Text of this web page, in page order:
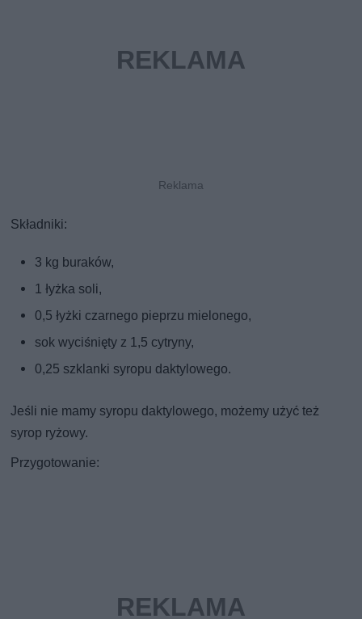
Składniki:
3 kg buraków,
1 łyżka soli,
0,5 łyżki czarnego pieprzu mielonego,
sok wyciśnięty z 1,5 cytryny,
0,25 szklanki syropu daktylowego.
Jeśli nie mamy syropu daktylowego, możemy użyć też
syrop ryżowy.
Przygotowanie: